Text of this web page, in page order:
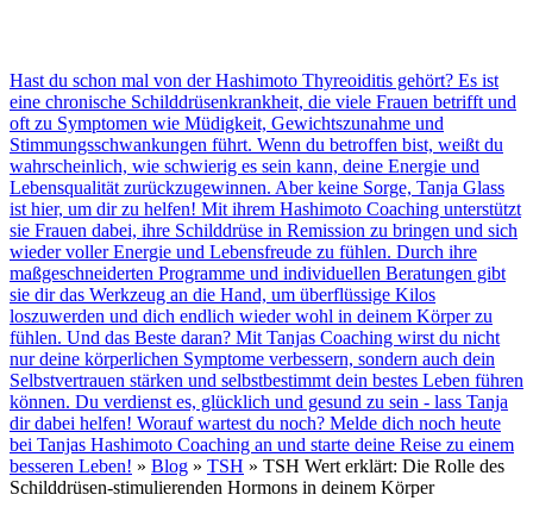
Hast du schon mal von der Hashimoto Thyreoiditis gehört? Es ist
eine chronische Schilddrüsenkrankheit, die viele Frauen betrifft und
oft zu Symptomen wie Müdigkeit, Gewichtszunahme und
Stimmungsschwankungen führt. Wenn du betroffen bist, weißt du
wahrscheinlich, wie schwierig es sein kann, deine Energie und
Lebensqualität zurückzugewinnen. Aber keine Sorge, Tanja Glass
ist hier, um dir zu helfen! Mit ihrem Hashimoto Coaching unterstützt
sie Frauen dabei, ihre Schilddrüse in Remission zu bringen und sich
wieder voller Energie und Lebensfreude zu fühlen. Durch ihre
maßgeschneiderten Programme und individuellen Beratungen gibt
sie dir das Werkzeug an die Hand, um überflüssige Kilos
loszuwerden und dich endlich wieder wohl in deinem Körper zu
fühlen. Und das Beste daran? Mit Tanjas Coaching wirst du nicht
nur deine körperlichen Symptome verbessern, sondern auch dein
Selbstvertrauen stärken und selbstbestimmt dein bestes Leben führen
können. Du verdienst es, glücklich und gesund zu sein - lass Tanja
dir dabei helfen! Worauf wartest du noch? Melde dich noch heute
bei Tanjas Hashimoto Coaching an und starte deine Reise zu einem
besseren Leben! » Blog » TSH » TSH Wert erklärt: Die Rolle des
Schilddrüsen-stimulierenden Hormons in deinem Körper